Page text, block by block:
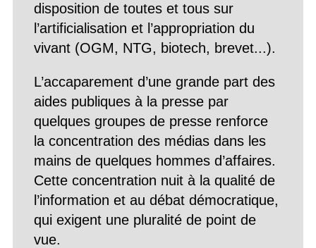
disposition de toutes et tous sur
l’artificialisation et l’appropriation du
vivant (OGM, NTG, biotech, brevet...).
L’accaparement d’une grande part des
aides publiques à la presse par
quelques groupes de presse renforce
la concentration des médias dans les
mains de quelques hommes d’affaires.
Cette concentration nuit à la qualité de
l’information et au débat démocratique,
qui exigent une pluralité de point de
vue.